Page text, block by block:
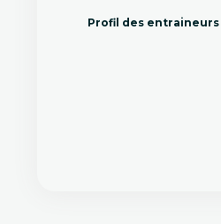
Profil des entraineurs